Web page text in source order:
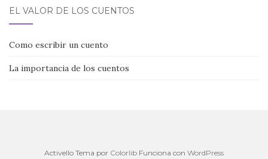
EL VALOR DE LOS CUENTOS
Como escribir un cuento
La importancia de los cuentos
Activello Tema por Colorlib Funciona con WordPress